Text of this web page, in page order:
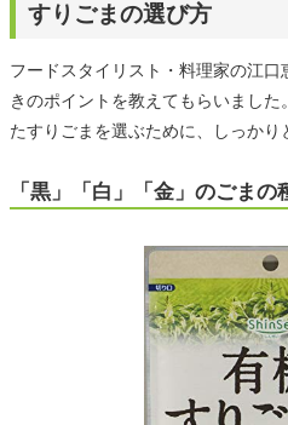
すりごまの選び方
フードスタイリスト・料理家の江口
きのポイントを教えてもらいまし
たすりごまを選ぶために、しっかり
「黒」「白」「金」のごまの